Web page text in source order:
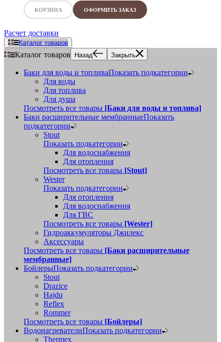
КОРЗИНА ОФОРМИТЬ ЗАКАЗ
Расчет доставки
Каталог товаров
Каталог товаров Назад Закрыть
Баки для воды и топливаПоказать подкатегории
Для воды
Для топлива
Для душа
Посмотреть все товары [Баки для воды и топлива]
Баки расширительные мембранныеПоказать
подкатегории
Stout
Показать подкатегории
Для водоснабжения
Для отопления
Посмотреть все товары [Stout]
Wester
Показать подкатегории
Для отопления
Для водоснабжения
Для ГВС
Посмотреть все товары [Wester]
Гидроаккумуляторы Джилекс
Аксессуары
Посмотреть все товары [Баки расширительные
мембранные]
БойлерыПоказать подкатегории
Stout
Drazice
Hajdu
Reflex
Rommer
Посмотреть все товары [Бойлеры]
ВодонагревателиПоказать подкатегории
Thermex